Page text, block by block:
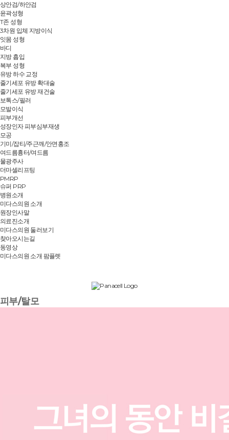
상안검/하안검
윤곽성형
T존 성형
3차원 입체 지방이식
잇몸 성형
바디
지방 흡입
복부 성형
유방 하수 교정
줄기세포 유방 확대술
줄기세포 유방 재건술
보톡스/필러
모발이식
피부개선
성장인자 피부심부재생
모공
기미/잡티/주근깨/안면홍조
여드름흉터/여드름
물광주사
더마셀리프팅
PMRP
슈퍼 PRP
병원소개
미다스의원 소개
원장인사말
의료진소개
미다스의원 둘러보기
찾아오시는길
동영상
미다스의원 소개 팜플렛
피부/탈모